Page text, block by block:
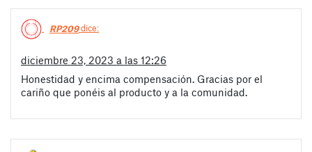
RP209dice:
diciembre 23, 2023 a las 12:26
Honestidad y encima compensación. Gracias por el
cariño que ponéis al producto y a la comunidad.